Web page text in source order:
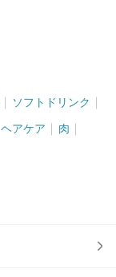
ソフトドリンク
ヘアケア 肉